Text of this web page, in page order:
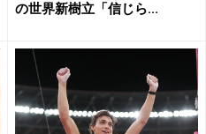
の世界新樹立「信じら...